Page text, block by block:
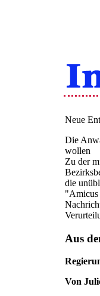
Neue
Die
wollen
Zu der
die
"Amicus
Aus
Von